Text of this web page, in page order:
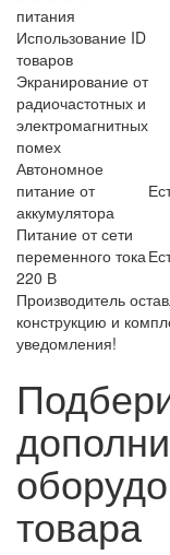
питания
Использование ID
товаров
Экранирование от
радиочастотных и
электромагнитных
помех
Автономное
питание от
аккумулятора
Питание от сети
переменного тока
220 В
Производитель
конструкцию и
уведомления!
товара